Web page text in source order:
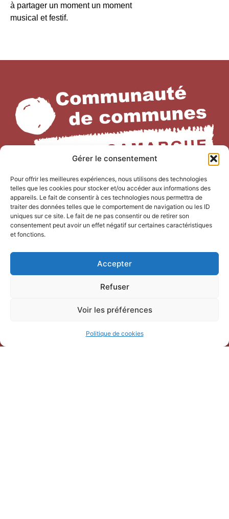
Gérer le consentement
Pour offrir les meilleures expériences, nous utilisons des technologies
telles que les cookies pour stocker et/ou accéder aux informations des
appareils. Le fait de consentir à ces technologies nous permettra de
traiter des données telles que le comportement de navigation ou les ID
uniques sur ce site. Le fait de ne pas consentir ou de retirer son
consentement peut avoir un effet négatif sur certaines caractéristiques
et fonctions.
Accepter
Refuser
Voir les préférences
Politique de cookies
à partager un moment un moment
musical et festif.
NOUS CONTACTER
Office de Tourisme Terre de
Camargue
30220 Saint-Laurent-d’Aigouze